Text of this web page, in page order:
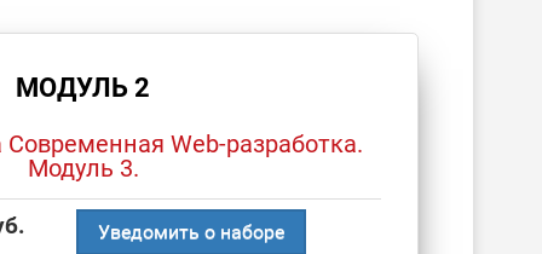
МОДУЛЬ 2
Web-разработка.
Модуль 3.
Уведомить о наборе